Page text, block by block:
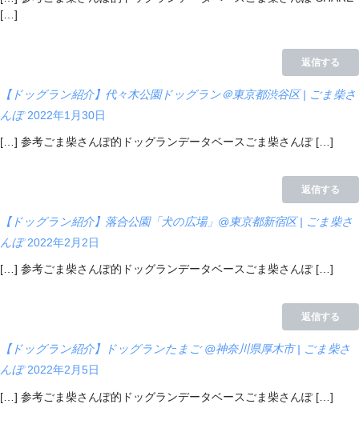
[…]
返信する
【ドッグラン紹介】代々木公園ドッグラン＠東京都渋谷区 | ごま柴さ
んぽ 2022年1月30日
[…] 参考ごま柴さんぽ的ドッグランデータベースごま柴さんぽ […]
返信する
【ドッグラン紹介】落合公園「犬の広場」@東京都新宿区 | ごま柴さ
んぽ 2022年2月2日
[…] 参考ごま柴さんぽ的ドッグランデータベースごま柴さんぽ […]
返信する
【ドッグラン紹介】ドッグランたまご @神奈川県厚木市 | ごま柴さ
んぽ 2022年2月5日
[…] 参考ごま柴さんぽ的ドッグランデータベースごま柴さんぽ […]